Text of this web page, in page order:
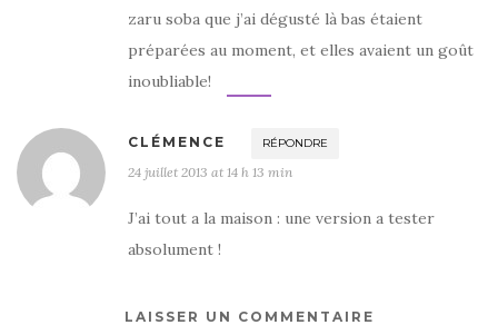
zaru soba que j’ai dégusté là bas étaient
préparées au moment, et elles avaient un goût
inoubliable!
CLÉMENCE RÉPONDRE
24 juillet 2013 at 14 h 13 min
J’ai tout a la maison : une version a tester
absolument !
LAISSER UN COMMENTAIRE